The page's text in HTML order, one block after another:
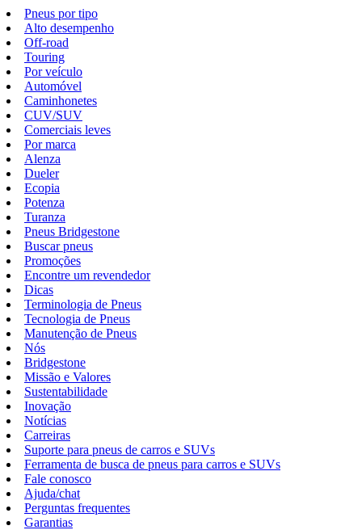
Pneus por tipo
Alto desempenho
Off-road
Touring
Por veículo
Automóvel
Caminhonetes
CUV/SUV
Comerciais leves
Por marca
Alenza
Dueler
Ecopia
Potenza
Turanza
Pneus Bridgestone
Buscar pneus
Promoções
Encontre um revendedor
Dicas
Terminologia de Pneus
Tecnologia de Pneus
Manutenção de Pneus
Nós
Bridgestone
Missão e Valores
Sustentabilidade
Inovação
Notícias
Carreiras
Suporte para pneus de carros e SUVs
Ferramenta de busca de pneus para carros e SUVs
Fale conosco
Ajuda/chat
Perguntas frequentes
Garantias